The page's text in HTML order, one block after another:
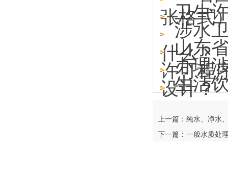
张格式
卫生
涉水
什么？
山东
许可程
办理
设计？
生活
上一篇：纯水、净水
下一篇：一般水质处